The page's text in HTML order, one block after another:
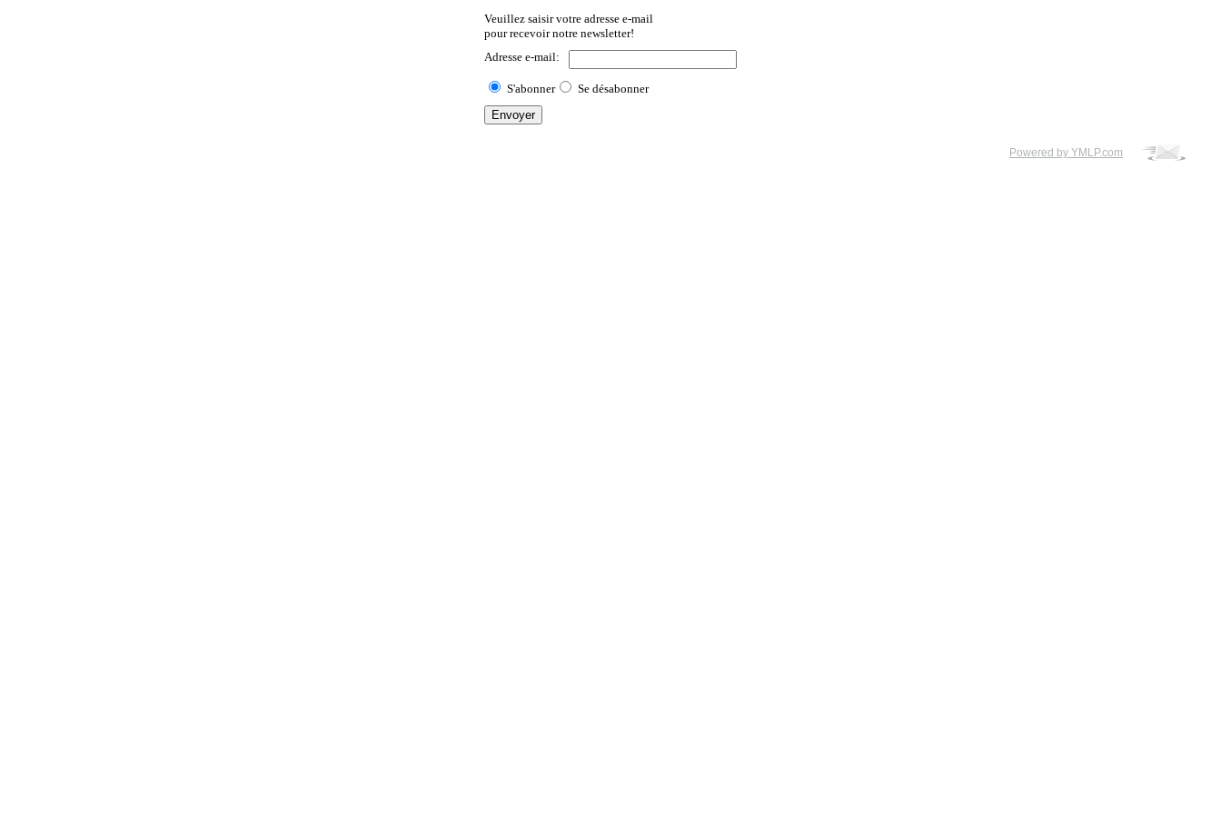
Veuillez saisir votre adresse e-mail
pour recevoir notre newsletter!
Adresse e-mail:
S'abonner Se désabonner
Powered by YMLP.com